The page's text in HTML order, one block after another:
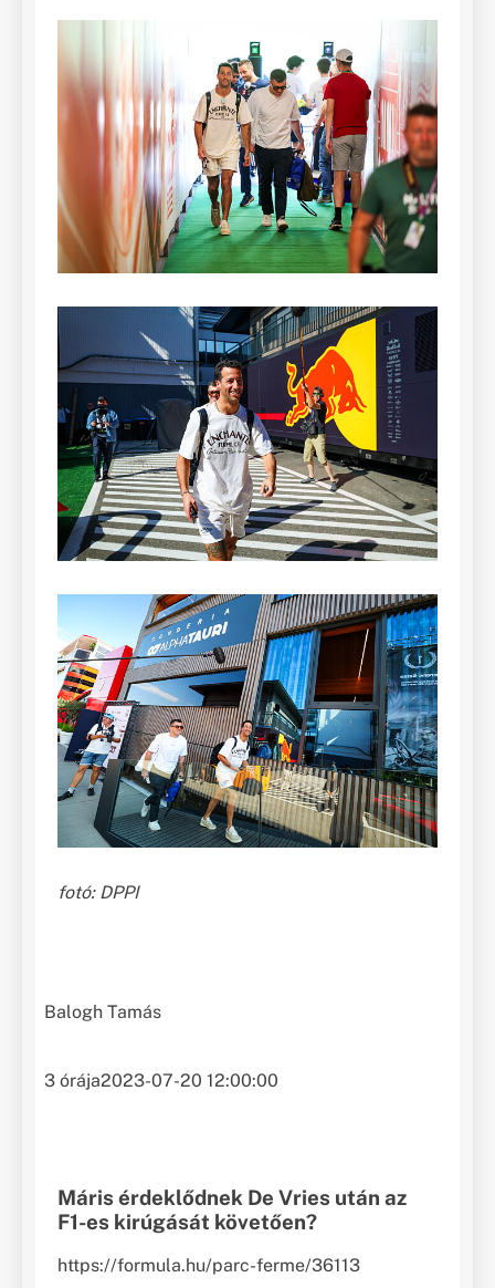
fotó: DPPI
Balogh Tamás
3 órája2023-07-20 12:00:00
Máris érdeklődnek De Vries után az
F1-es kirúgását követően?
https://formula.hu/parc-ferme/36113